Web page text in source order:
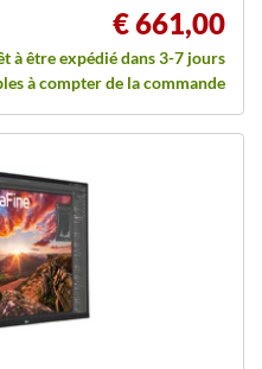
€ 661,00
à être expédié dans 3-7 jours
à compter de la commande